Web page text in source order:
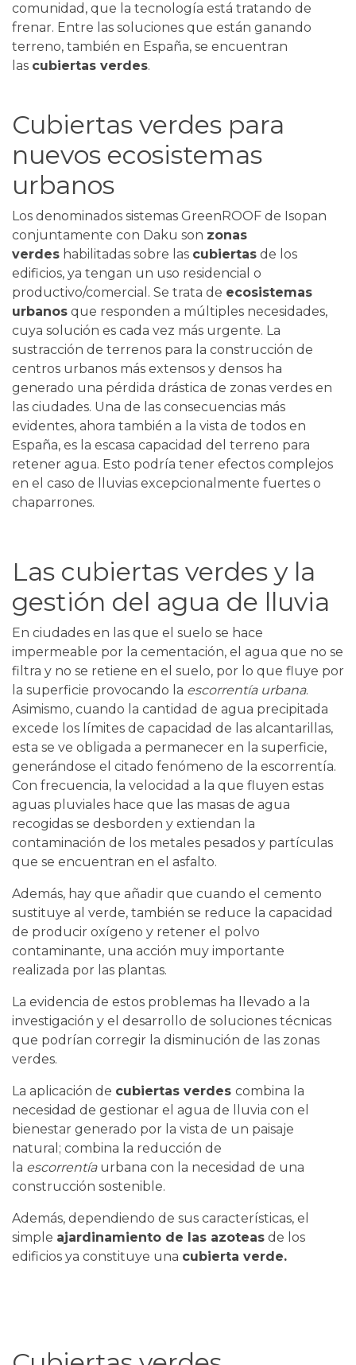
comunidad, que la tecnología está tratando de
frenar. Entre las soluciones que están ganando
terreno, también en España, se encuentran
las cubiertas verdes.
Cubiertas verdes para
nuevos ecosistemas
urbanos
Los denominados sistemas GreenROOF de Isopan
conjuntamente con Daku son zonas
verdes habilitadas sobre las cubiertas de los
edificios, ya tengan un uso residencial o
productivo/comercial. Se trata de ecosistemas
urbanos que responden a múltiples necesidades,
cuya solución es cada vez más urgente. La
sustracción de terrenos para la construcción de
centros urbanos más extensos y densos ha
generado una pérdida drástica de zonas verdes en
las ciudades. Una de las consecuencias más
evidentes, ahora también a la vista de todos en
España, es la escasa capacidad del terreno para
retener agua. Esto podría tener efectos complejos
en el caso de lluvias excepcionalmente fuertes o
chaparrones.
Las cubiertas verdes y la
gestión del agua de lluvia
En ciudades en las que el suelo se hace
impermeable por la cementación, el agua que no se
filtra y no se retiene en el suelo, por lo que fluye por
la superficie provocando la escorrentía urbana.
Asimismo, cuando la cantidad de agua precipitada
excede los límites de capacidad de las alcantarillas,
esta se ve obligada a permanecer en la superficie,
generándose el citado fenómeno de la escorrentía.
Con frecuencia, la velocidad a la que fluyen estas
aguas pluviales hace que las masas de agua
recogidas se desborden y extiendan la
contaminación de los metales pesados y partículas
que se encuentran en el asfalto.
Además, hay que añadir que cuando el cemento
sustituye al verde, también se reduce la capacidad
de producir oxígeno y retener el polvo
contaminante, una acción muy importante
realizada por las plantas.
La evidencia de estos problemas ha llevado a la
investigación y el desarrollo de soluciones técnicas
que podrían corregir la disminución de las zonas
verdes.
La aplicación de cubiertas verdes combina la
necesidad de gestionar el agua de lluvia con el
bienestar generado por la vista de un paisaje
natural; combina la reducción de
la escorrentíaurbana con la necesidad de una
construcción sostenible.
Además, dependiendo de sus características, el
simple ajardinamiento de las azoteas de los
edificios ya constituye una cubierta verde.